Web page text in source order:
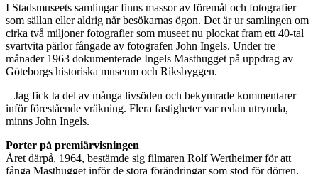
I Stadsmuseets samlingar finns massor av föremål och fotografier
som sällan eller aldrig når besökarnas ögon. Det är ur samlingen om
cirka två miljoner fotografier som museet nu plockat fram ett 40-tal
svartvita pärlor fångade av fotografen John Ingels. Under tre
månader 1963 dokumenterade Ingels Masthugget på uppdrag av
Göteborgs historiska museum och Riksbyggen.
– Jag fick ta del av många livsöden och bekymrade kommentarer
inför förestående vräkning. Flera fastigheter var redan utrymda,
minns John Ingels.
Porter på premiärvisningen
Året därpå, 1964, bestämde sig filmaren Rolf Wertheimer för att
fånga Masthugget inför de stora förändringar som stod för dörren.